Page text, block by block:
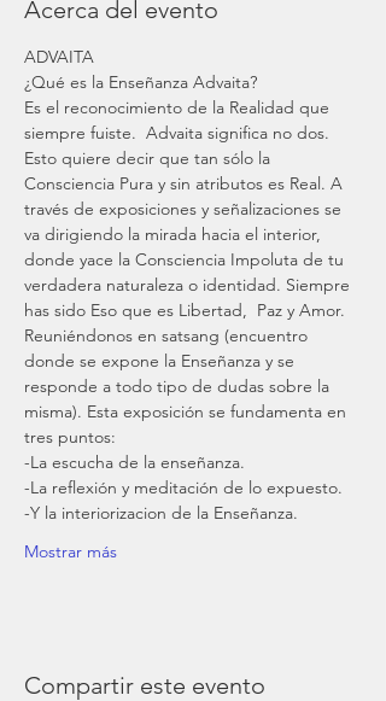
Acerca del evento
ADVAITA
¿Qué es la Enseñanza Advaita?
Es el reconocimiento de la Realidad que
siempre fuiste.  Advaita significa no dos.
Esto quiere decir que tan sólo la
Consciencia Pura y sin atributos es Real. A
través de exposiciones y señalizaciones se
va dirigiendo la mirada hacia el interior,
donde yace la Consciencia Impoluta de tu
verdadera naturaleza o identidad. Siempre
has sido Eso que es Libertad,  Paz y Amor.
Reuniéndonos en satsang (encuentro
donde se expone la Enseñanza y se
responde a todo tipo de dudas sobre la
misma). Esta exposición se fundamenta en
tres puntos:
-La escucha de la enseñanza.
-La reflexión y meditación de lo expuesto.
-Y la interiorizacion de la Enseñanza.
Mostrar más
Compartir este evento